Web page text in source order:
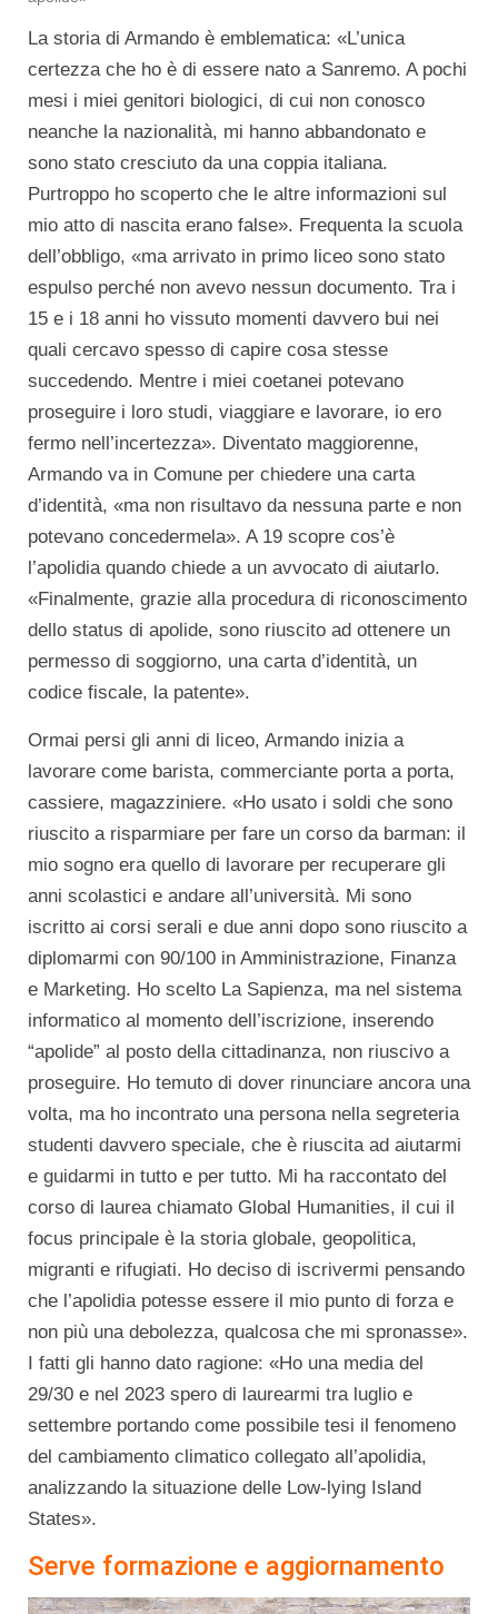
La storia di Armando è emblematica: «L’unica
certezza che ho è di essere nato a Sanremo. A pochi
mesi i miei genitori biologici, di cui non conosco
neanche la nazionalità, mi hanno abbandonato e
sono stato cresciuto da una coppia italiana.
Purtroppo ho scoperto che le altre informazioni sul
mio atto di nascita erano false». Frequenta la scuola
dell’obbligo, «ma arrivato in primo liceo sono stato
espulso perché non avevo nessun documento. Tra i
15 e i 18 anni ho vissuto momenti davvero bui nei
quali cercavo spesso di capire cosa stesse
succedendo. Mentre i miei coetanei potevano
proseguire i loro studi, viaggiare e lavorare, io ero
fermo nell’incertezza». Diventato maggiorenne,
Armando va in Comune per chiedere una carta
d’identità, «ma non risultavo da nessuna parte e non
potevano concedermela». A 19 scopre cos’è
l’apolidia quando chiede a un avvocato di aiutarlo.
«Finalmente, grazie alla procedura di riconoscimento
dello status di apolide, sono riuscito ad ottenere un
permesso di soggiorno, una carta d’identità, un
codice fiscale, la patente».
Ormai persi gli anni di liceo, Armando inizia a
lavorare come barista, commerciante porta a porta,
cassiere, magazziniere. «Ho usato i soldi che sono
riuscito a risparmiare per fare un corso da barman: il
mio sogno era quello di lavorare per recuperare gli
anni scolastici e andare all’università. Mi sono
iscritto ai corsi serali e due anni dopo sono riuscito a
diplomarmi con 90/100 in Amministrazione, Finanza
e Marketing. Ho scelto La Sapienza, ma nel sistema
informatico al momento dell’iscrizione, inserendo
“apolide” al posto della cittadinanza, non riuscivo a
proseguire. Ho temuto di dover rinunciare ancora una
volta, ma ho incontrato una persona nella segreteria
studenti davvero speciale, che è riuscita ad aiutarmi
e guidarmi in tutto e per tutto. Mi ha raccontato del
corso di laurea chiamato Global Humanities, il cui il
focus principale è la storia globale, geopolitica,
migranti e rifugiati. Ho deciso di iscrivermi pensando
che l’apolidia potesse essere il mio punto di forza e
non più una debolezza, qualcosa che mi spronasse».
I fatti gli hanno dato ragione: «Ho una media del
29/30 e nel 2023 spero di laurearmi tra luglio e
settembre portando come possibile tesi il fenomeno
del cambiamento climatico collegato all’apolidia,
analizzando la situazione delle Low-lying Island
States».
Serve formazione e aggiornamento